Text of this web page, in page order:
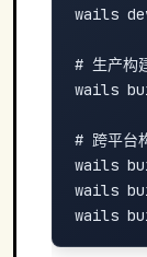
wails
# 生产构
wails
# 跨平台
wails
wails